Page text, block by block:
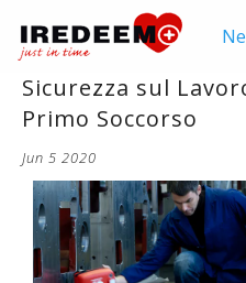
Sicurezza sul
Primo Soccorso
Jun 5 2020